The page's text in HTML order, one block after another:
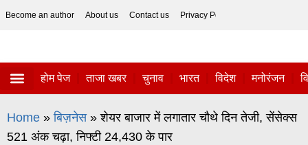
Become an author About us Contact us Privacy Policy
होम पेज ताजा खबर चुनाव भारत विदेश मनोरंजन
Home » बिज़नेस » शेयर बाजार में लगातार चौथे दिन तेजी, सेंसेक्स
521 अंक चढ़ा, निफ्टी 24,430 के पार